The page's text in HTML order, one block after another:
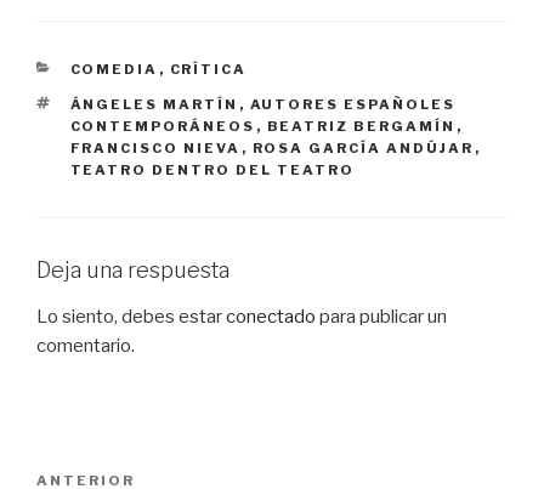
CATEGORÍAS
COMEDIA , CRÍTICA
ETIQUETAS
ÁNGELES MARTÍN , AUTORES ESPAÑOLES
CONTEMPORÁNEOS , BEATRIZ BERGAMÍN ,
FRANCISCO NIEVA , ROSA GARCÍA ANDÚJAR ,
TEATRO DENTRO DEL TEATRO
Deja una respuesta
Lo siento, debes estarconectado para publicar un
comentario.
Entrada
ANTERIOR